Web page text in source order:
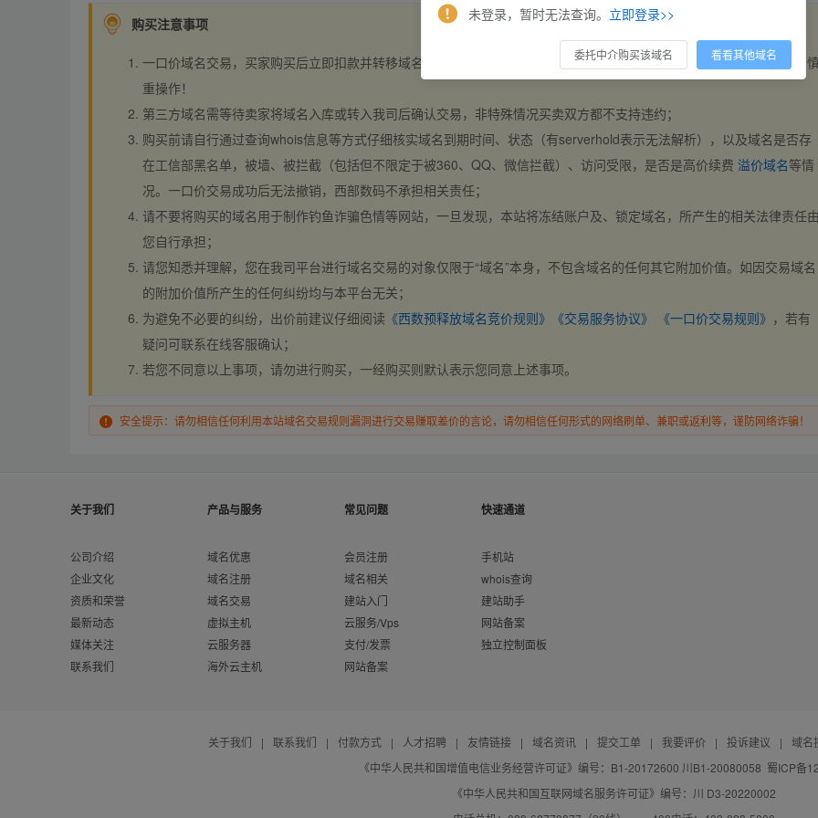
购买注意事项
一口价域名交易，买家购买后立即扣款并转移域名，交易自动完成。买卖双方都不支持违约，一旦出价不支持撤销，请
重操作！
第三方域名需等待卖家将域名入库或转入我司后确认交易，非特殊情况买卖双方都不支持违约；
购买前请自行通过查询whois信息等方式仔细核实域名到期时间、状态（有serverhold表示无法解析），以及域名是否存
在工信部黑名单，被墙、被拦截（包括但不限定于被360、QQ、微信拦截）、访问受限，是否是高价续费 溢价域名等情
况。一口价交易成功后无法撤销，西部数码不承担相关责任；
请不要将购买的域名用于制作钓鱼诈骗色情等网站，一旦发现，本站将冻结账户及、锁定域名，所产生的相关法律责任
您自行承担；
请您知悉并理解，您在我司平台进行域名交易的对象仅限于“域名”本身，不包含域名的任何其它附加价值。如因交易域名
的附加价值所产生的任何纠纷均与本平台无关；
为避免不必要的纠纷，出价前建议仔细阅读 《西数预释放域名竞价规则》 《交易服务协议》 《一口价交易规则》 ，若有
疑问可联系在线客服确认；
若您不同意以上事项，请勿进行购买，一经购买则默认表示您同意上述事项。
安全提示：请勿相信任何利用本站域名交易规则漏洞进行交易赚取差价的言论，请勿相信任何形式的网络刷单、兼职或返利等，谨防网络诈骗！
关于我们
公司介绍
企业文化
资质和荣誉
最新动态
媒体关注
联系我们
产品与服务
域名优惠
域名注册
域名交易
虚拟主机
云服务器
海外云主机
常见问题
会员注册
域名相关
建站入门
云服务/Vps
支付/发票
网站备案
快速通道
手机站
whois查询
建站助手
网站备案
独立控制面板
关于我们 | 联系我们 | 付款方式 | 人才招聘 | 友情链接 | 域名资讯 | 提交工单 | 我要评价 | 投诉建议 |
域名
《中华人民共和国增值电信业务经营许可证》编号：B1-20172600 川B1-20080058 蜀ICP备
《中华人民共和国互联网域名服务许可证》编号：川 D3-20220002
未登录，暂时无法查询。 立即登录>>
委托中介购买该域名 看看其他域名